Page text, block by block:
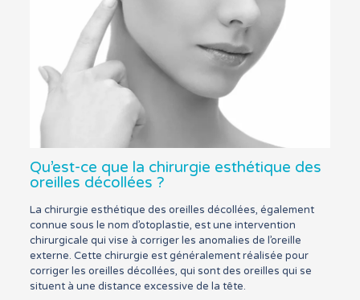
Qu’est-ce que la chirurgie esthétique des
oreilles décollées ?
La chirurgie esthétique des oreilles décollées, également
connue sous le nom d’otoplastie, est une intervention
chirurgicale qui vise à corriger les anomalies de l’oreille
externe. Cette chirurgie est généralement réalisée pour
corriger les oreilles décollées, qui sont des oreilles qui se
situent à une distance excessive de la tête.